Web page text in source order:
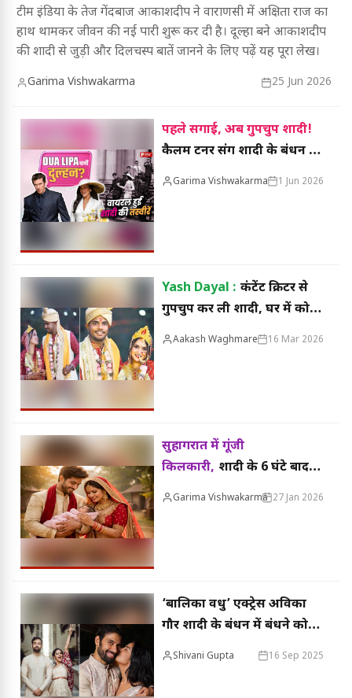
टीम इंडिया के तेज गेंदबाज आकाशदीप ने वाराणसी में अक्षिता राज का
हाथ थामकर जीवन की नई पारी शुरू कर दी है। दूल्हा बने आकाशदीप
की शादी से जुड़ी और दिलचस्प बातें जानने के लिए पढ़ें यह पूरा लेख।
Garima Vishwakarma 25 Jun 2026
पहले सगाई, अब गुपचुप शादी!
कैलम टर्नर संग शादी के बंधन में
बंधीं दुआ लीपा, वायरल तस्वीरों
Garima Vishwakarma 1 Jun 2026
Yash Dayal : कंटेंट क्रिटर से
गुपचुप कर ली शादी, घर में कोई
डेकोरेशन नहीं, 2 बार लग चुके
Aakash Waghmare 16 Mar 2026
सुहागरात में गूंजी
किलकारी, शादी के 6 घंटे बाद
दुल्हन ने दिया बेटी को जन्म
Garima Vishwakarma 27 Jan 2026
‘बालिका वधु’ एक्ट्रेस अविका
गौर शादी के बंधन में बंधने को
तैयार, ‘पति ,पत्नी और पंगा’ में
Shivani Gupta 16 Sep 2025